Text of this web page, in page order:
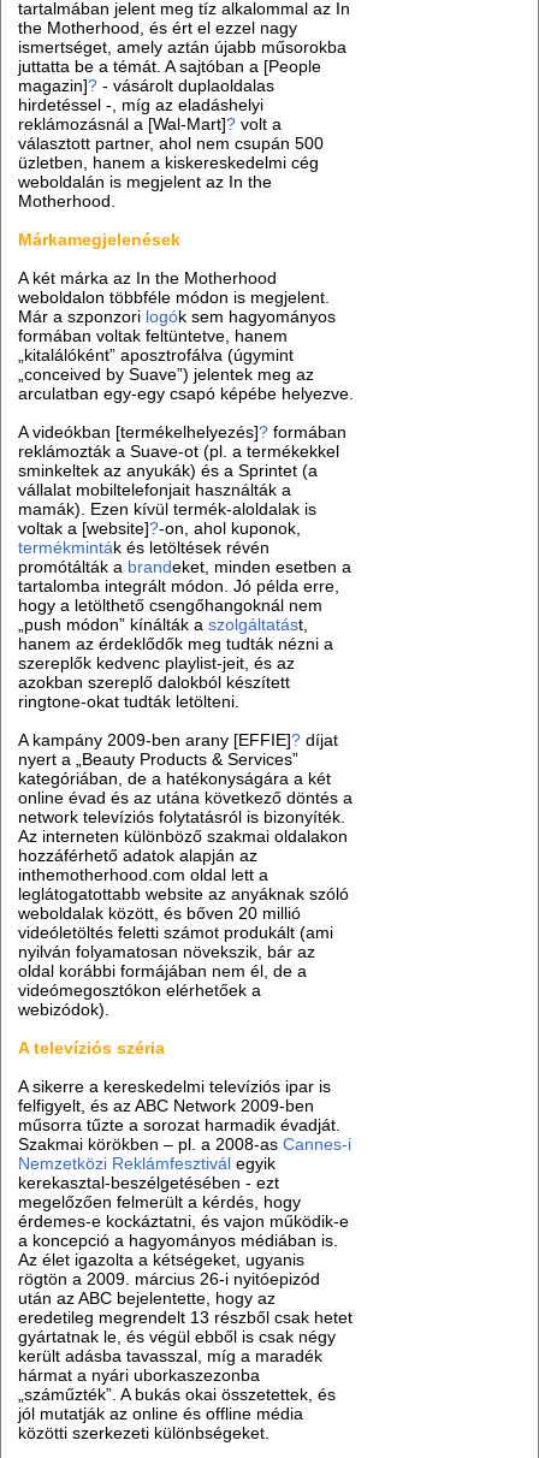
tartalmában jelent meg tíz alkalommal az In
the Motherhood, és ért el ezzel nagy
ismertséget, amely aztán újabb műsorokba
juttatta be a témát. A sajtóban a [People
magazin]? - vásárolt duplaoldalas
hirdetéssel -, míg az eladáshelyi
reklámozásnál a [Wal-Mart]? volt a
választott partner, ahol nem csupán 500
üzletben, hanem a kiskereskedelmi cég
weboldalán is megjelent az In the
Motherhood.
Márkamegjelenések
A két márka az In the Motherhood
weboldalon többféle módon is megjelent.
Már a szponzori logók sem hagyományos
formában voltak feltüntetve, hanem
„kitalálóként” aposztrofálva (úgymint
„conceived by Suave”) jelentek meg az
arculatban egy-egy csapó képébe helyezve.
A videókban [termékelhelyezés]? formában
reklámozták a Suave-ot (pl. a termékekkel
sminkeltek az anyukák) és a Sprintet (a
vállalat mobiltelefonjait használták a
mamák). Ezen kívül termék-aloldalak is
voltak a [website]?-on, ahol kuponok,
termékminták és letöltések révén
promótálták a brandeket, minden esetben a
tartalomba integrált módon. Jó példa erre,
hogy a letölthető csengőhangoknál nem
„push módon” kínálták aszolgáltatást,
hanem az érdeklődők meg tudták nézni a
szereplők kedvenc playlist-jeit, és az
azokban szereplő dalokból készített
ringtone-okat tudták letölteni.
A kampány 2009-ben arany [EFFIE]? díjat
nyert a „Beauty Products & Services”
kategóriában, de a hatékonyságára a két
online évad és az utána következő döntés a
network televíziós folytatásról is bizonyíték.
Az interneten különböző szakmai oldalakon
hozzáférhető adatok alapján az
inthemotherhood.com oldal lett a
leglátogatottabb website az anyáknak szóló
weboldalak között, és bőven 20 millió
videóletöltés feletti számot produkált (ami
nyilván folyamatosan növekszik, bár az
oldal korábbi formájában nem él, de a
videómegosztókon elérhetőek a
webizódok).
A televíziós széria
A sikerre a kereskedelmi televíziós ipar is
felfigyelt, és az ABC Network 2009-ben
műsorra tűzte a sorozat harmadik évadját.
Szakmai körökben – pl. a 2008-asCannes-i
Nemzetközi Reklámfesztivál egyik
kerekasztal-beszélgetésében - ezt
megelőzően felmerült a kérdés, hogy
érdemes-e kockáztatni, és vajon működik-e
a koncepció a hagyományos médiában is.
Az élet igazolta a kétségeket, ugyanis
rögtön a 2009. március 26-i nyitóepizód
után az ABC bejelentette, hogy az
eredetileg megrendelt 13 részből csak hetet
gyártatnak le, és végül ebből is csak négy
került adásba tavasszal, míg a maradék
hármat a nyári uborkaszezonba
„száműzték”. A bukás okai összetettek, és
jól mutatják az online és offline média
közötti szerkezeti különbségeket.